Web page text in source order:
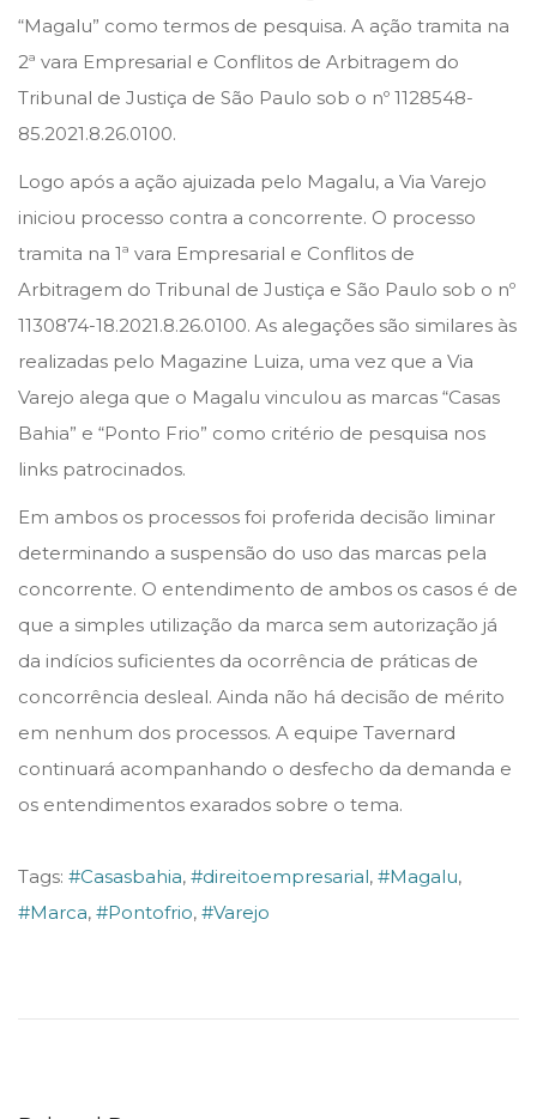
“Magalu” como termos de pesquisa. A ação tramita na
2ª vara Empresarial e Conflitos de Arbitragem do
Tribunal de Justiça de São Paulo sob o nº 1128548-
85.2021.8.26.0100.
Logo após a ação ajuizada pelo Magalu, a Via Varejo
iniciou processo contra a concorrente. O processo
tramita na 1ª vara Empresarial e Conflitos de
Arbitragem do Tribunal de Justiça e São Paulo sob o nº
1130874-18.2021.8.26.0100. As alegações são similares às
realizadas pelo Magazine Luiza, uma vez que a Via
Varejo alega que o Magalu vinculou as marcas “Casas
Bahia” e “Ponto Frio” como critério de pesquisa nos
links patrocinados.
Em ambos os processos foi proferida decisão liminar
determinando a suspensão do uso das marcas pela
concorrente. O entendimento de ambos os casos é de
que a simples utilização da marca sem autorização já
da indícios suficientes da ocorrência de práticas de
concorrência desleal. Ainda não há decisão de mérito
em nenhum dos processos. A equipe Tavernard
continuará acompanhando o desfecho da demanda e
os entendimentos exarados sobre o tema.
Tags: #Casasbahia, #direitoempresarial, #Magalu,
#Marca, #Pontofrio, #Varejo